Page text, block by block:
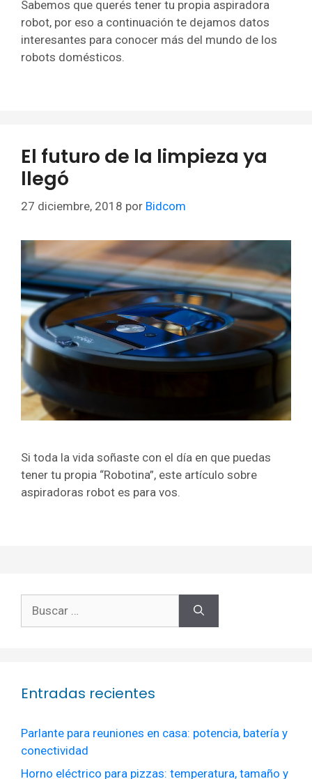
Sabemos que querés tener tu propia aspiradora
robot, por eso a continuación te dejamos datos
interesantes para conocer más del mundo de los
robots domésticos.
El futuro de la limpieza ya
llegó
27 diciembre, 2018 por Bidcom
Si toda la vida soñaste con el día en que puedas
tener tu propia “Robotina”, este artículo sobre
aspiradoras robot es para vos.
Entradas recientes
Parlante para reuniones en casa: potencia, batería y
conectividad
Horno eléctrico para pizzas: temperatura, tamaño y